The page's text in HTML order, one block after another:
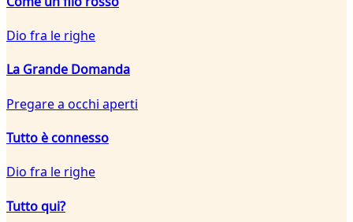
Dio fra le righe
La Grande Domanda
Pregare a occhi aperti
Tutto è connesso
Dio fra le righe
Tutto qui?